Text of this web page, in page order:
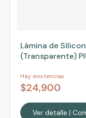
Lámina de
(Transparente)
Hay existencias
$24,900
Ver detalle |